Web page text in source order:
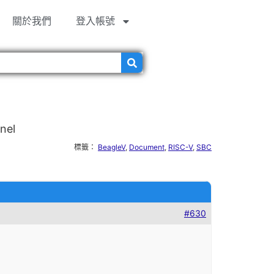
關於我們 登入帳號
標籤： BeagleV, Document, RISC-V, SBC
#630